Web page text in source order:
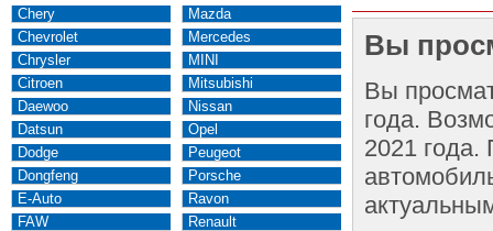
Chery
Chevrolet
Chrysler
Citroen
Daewoo
Datsun
Dodge
Dongfeng
E-Auto
FAW
Mazda
Mercedes
MINI
Mitsubishi
Nissan
Opel
Peugeot
Porsche
Ravon
Renault
Вы
Вы
года.
2021 года.